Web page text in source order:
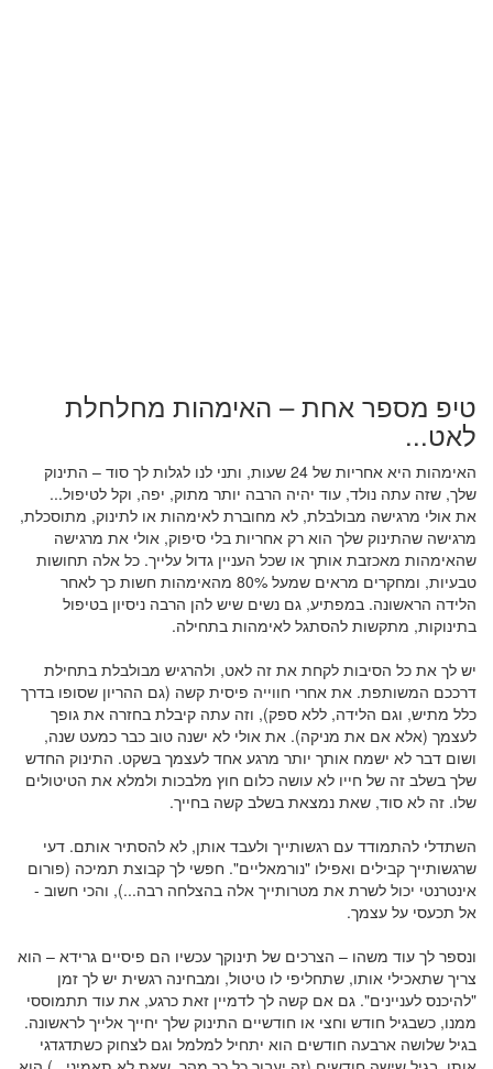
טיפ מספר אחת – האימהות מחלחלת
לאט...
האימהות היא אחריות של 24 שעות, ותני לנו לגלות לך סוד – התינוק
שלך, שזה עתה נולד, עוד יהיה הרבה יותר מתוק, יפה, וקל לטיפול...
את אולי מרגישה מבולבלת, לא מחוברת לאימהות או לתינוק, מתוסכלת,
מרגישה שהתינוק שלך הוא רק אחריות בלי סיפוק, אולי את מרגישה
שהאימהות מאכזבת אותך או שכל העניין גדול עלייך. כל אלה תחושות
טבעיות, ומחקרים מראים שמעל 80% מהאימהות חשות כך לאחר
הלידה הראשונה. במפתיע, גם נשים שיש להן הרבה ניסיון בטיפול
בתינוקות, מתקשות להסתגל לאימהות בתחילה.
יש לך את כל הסיבות לקחת את זה לאט, ולהרגיש מבולבלת בתחילת
דרככם המשותפת. את אחרי חווייה פיסית קשה (גם ההריון שסופו בדרך
כלל מתיש, וגם הלידה, ללא ספק), וזה עתה קיבלת בחזרה את גופך
לעצמך (אלא אם את מניקה). את אולי לא ישנה טוב כבר כמעט שנה,
ושום דבר לא ישמח אותך יותר מרגע אחד לעצמך בשקט. התינוק החדש
שלך בשלב זה של חייו לא עושה כלום חוץ מלבכות ולמלא את הטיטולים
שלו. זה לא סוד, שאת נמצאת בשלב קשה בחייך.
השתדלי להתמודד עם רגשותייך ולעבד אותן, לא להסתיר אותם. דעי
שרגשותייך קבילים ואפילו "נורמאליים". חפשי לך קבוצת תמיכה (פורום
אינטרנטי יכול לשרת את מטרותייך אלה בהצלחה רבה...), והכי חשוב -
אל תכעסי על עצמך.
ונספר לך עוד משהו – הצרכים של תינוקך עכשיו הם פיסיים גרידא – הוא
צריך שתאכילי אותו, שתחליפי לו טיטול, ומבחינה רגשית יש לך זמן
"להיכנס לעניינים". גם אם קשה לך לדמיין זאת כרגע, את עוד תתמוססי
ממנו, כשבגיל חודש וחצי או חודשיים התינוק שלך יחייך אלייך לראשונה.
בגיל שלושה ארבעה חודשים הוא יתחיל למלמל וגם לצחוק כשתדגדגי